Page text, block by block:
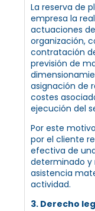
La reserva de
empresa la
actuaciones
organización,
contratación
previsión de
asignación de
costes
ejecución del
Por este
por el cliente
efectiva de
determinado y
asistencia
actividad.
3. Derecho